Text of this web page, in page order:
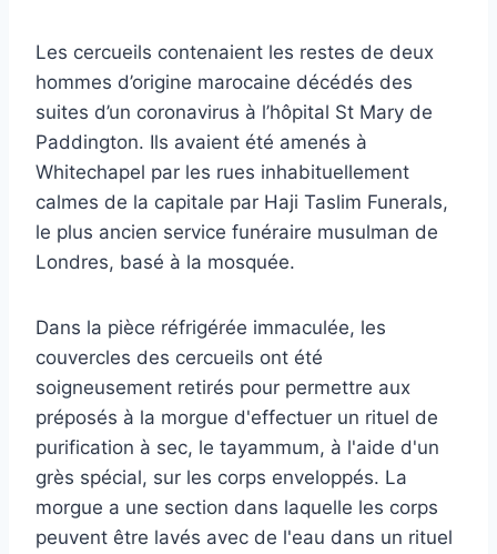
Les cercueils contenaient les restes de deux
hommes d’origine marocaine décédés des
suites d’un coronavirus à l’hôpital St Mary de
Paddington. Ils avaient été amenés à
Whitechapel par les rues inhabituellement
calmes de la capitale par Haji Taslim Funerals,
le plus ancien service funéraire musulman de
Londres, basé à la mosquée.
Dans la pièce réfrigérée immaculée, les
couvercles des cercueils ont été
soigneusement retirés pour permettre aux
préposés à la morgue d'effectuer un rituel de
purification à sec, le tayammum, à l'aide d'un
grès spécial, sur les corps enveloppés. La
morgue a une section dans laquelle les corps
peuvent être lavés avec de l'eau dans un rituel